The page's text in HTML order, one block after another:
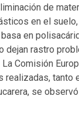
de
en el
en
rastro
Comisión
se